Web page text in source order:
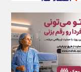
اکوفارس
اکونگار
اکونیوز
الف
انتشار آنلاین